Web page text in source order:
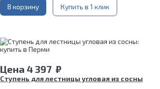
В корзину Купить в 1 клик
Цена 4 397 ₽
Ступень для лестницы угловая из сосны